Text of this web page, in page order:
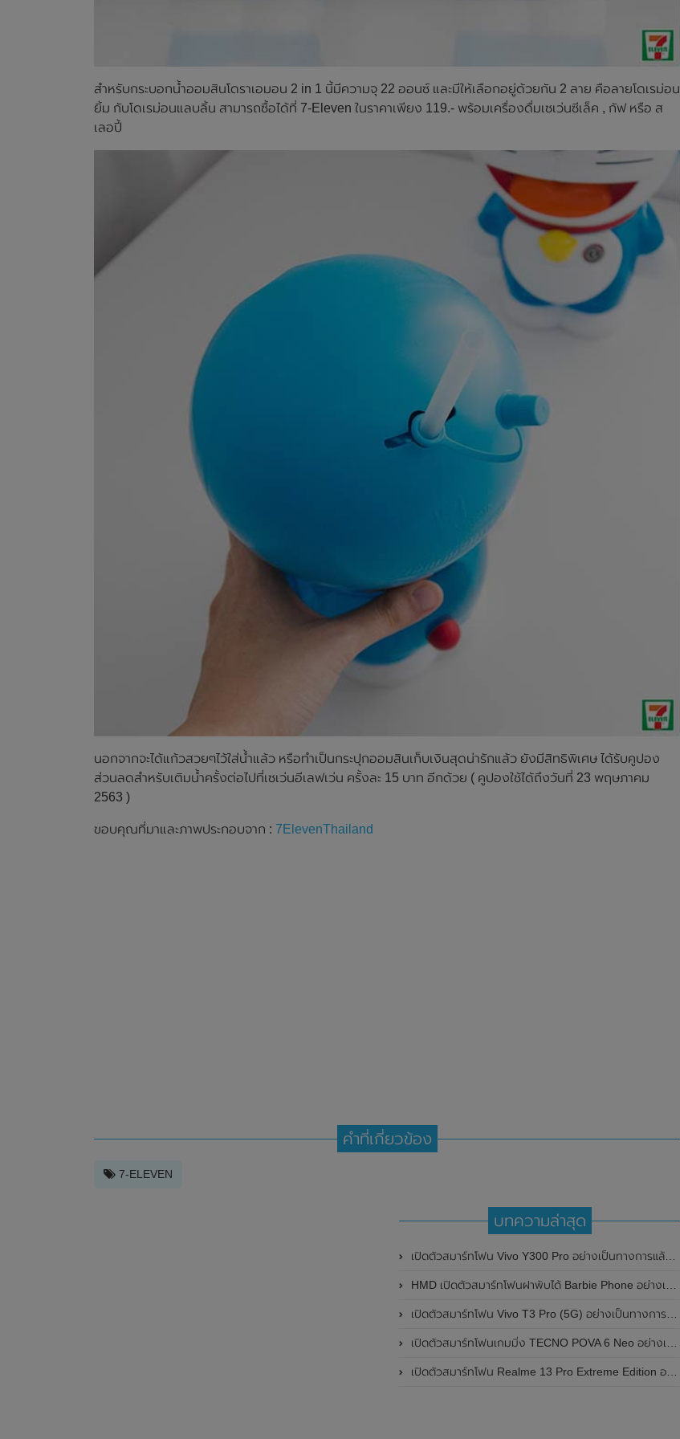
สำหรับกระบอกน้ำออมสินโดราเอมอน 2 in 1 นี้มีความจุ 22 ออนซ์ และมีให้เลือกอยู่ด้วยกัน 2 ลาย คือลายโดเรม่อน
ยิ้ม กับโดเรม่อนแลบลิ้น สามารถซื้อได้ที่ 7-Eleven ในราคาเพียง 119.- พร้อมเครื่องดื่มเซเว่นซีเล็ค , กัฟ หรือ ส
เลอปี้
นอกจากจะได้แก้วสวยๆไว้ใส่น้ำแล้ว หรือทำเป็นกระปุกออมสินเก็บเงินสุดน่ารักแล้ว ยังมีสิทธิพิเศษ ได้รับคูปอง
ส่วนลดสำหรับเติมน้ำครั้งต่อไปที่เซเว่นอีเลฟเว่น ครั้งละ 15 บาท อีกด้วย ( คูปองใช้ได้ถึงวันที่ 23 พฤษภาคม
2563 )
ขอบคุณที่มาและภาพประกอบจาก : 7ElevenThailand
คำที่เกี่ยวข้อง
7-ELEVEN
บทความล่าสุด
เปิดตัวสมาร์ทโฟน Vivo Y300 Pro อย่างเป็นทางการแล้วในประเทศจีน มาพร้อมดีไซน์พรีเมี่ยม ทนทาน และแบตเตอรี่สุดอึดขนาดใหญ่ 6,500mAh พร้อมรองรับการชาร์จไว 80W
HMD เปิดตัวสมาร์ทโฟนฝาพับได้ Barbie Phone อย่างเป็นทางการแล้ว มาพร้อมธีมสีชมพูสดใส
เปิดตัวสมาร์ทโฟน Vivo T3 Pro (5G) อย่างเป็นทางการแล้วในประเทศอินเดีย
เปิดตัวสมาร์ทโฟนเกมมิ่ง TECNO POVA 6 Neo อย่างเป็นทางการแล้วในประเทศไทย ในราคา 8,499 บาท
เปิดตัวสมาร์ทโฟน Realme 13 Pro Extreme Edition อย่างเป็นทางการแล้วในประเทศจีน